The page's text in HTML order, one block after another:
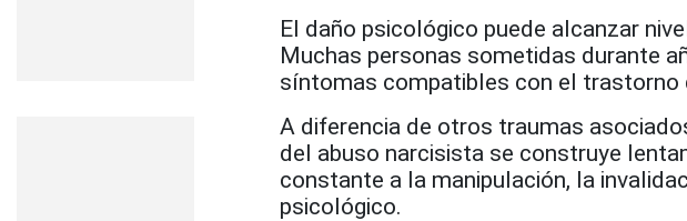
El daño psicológico puede alcanzar
Muchas personas sometidas durante
síntomas compatibles con el
A diferencia de otros traumas
del abuso narcisista se construye
constante a la manipulación, la
psicológico.